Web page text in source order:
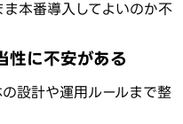
本番導入してよいのか不
性に不安がある
設計や運用ルールまで整